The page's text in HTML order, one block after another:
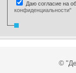
Даю согласие на
конфиденциальности"
©